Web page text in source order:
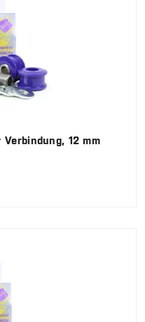
12 mm